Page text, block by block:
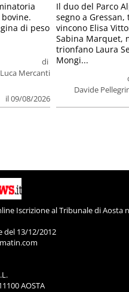
di
Luca Mercanti
il 09/08/2026
di peso
Davide
Il duo del Parco
segno a
vincono Elisa
Sabina Marquet,
trionfano Laura
Mongi...
Iscrizione al Tribunale di Aosta
del 13/12/2012
AOSTA